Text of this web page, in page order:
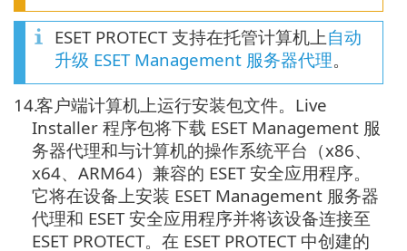
ESET PROTECT 支持在托管计算机上自动
升级 ESET Management 服务器代理。
14.客户端计算机上运行安装包文件。Live
Installer 程序包将下载 ESET Management 服
务器代理和与计算机的操作系统平台（x86、
x64、ARM64）兼容的 ESET 安全应用程序。
它将在设备上安装 ESET Management 服务器
代理和 ESET 安全应用程序并将该设备连接至
ESET PROTECT。在 ESET PROTECT 中创建的